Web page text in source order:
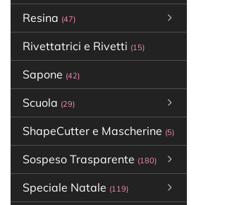
Resina (47)
Rivettatrici e Rivetti (15)
Sapone (42)
Scuola (29)
ShapeCutter e Mascherine (5)
Sospeso Trasparente (180)
Speciale Natale (119)